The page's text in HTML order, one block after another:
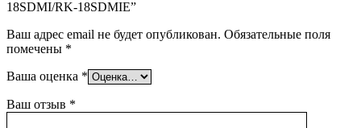
18SDMI/RK-18SDMIE”
Ваш адрес email не будет опубликован. Обязательные поля
помечены *
Ваша оценка *
Ваш отзыв *